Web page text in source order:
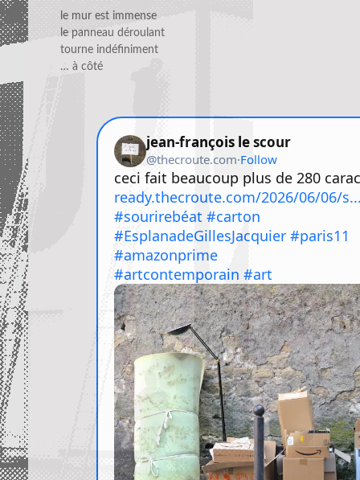
le mur est immense
le panneau déroulant
tourne indéfiniment
… à côté